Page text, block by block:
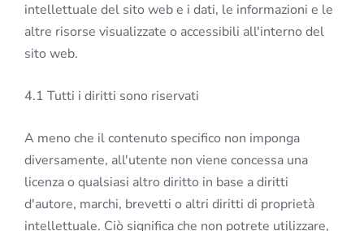
intellettuale del sito web e i dati, le informazioni e le
altre risorse visualizzate o accessibili all'interno del
sito web.
4.1 Tutti i diritti sono riservati
A meno che il contenuto specifico non imponga
diversamente, all'utente non viene concessa una
licenza o qualsiasi altro diritto in base a diritti
d'autore, marchi, brevetti o altri diritti di proprietà
intellettuale. Ciò significa che non potrete utilizzare,